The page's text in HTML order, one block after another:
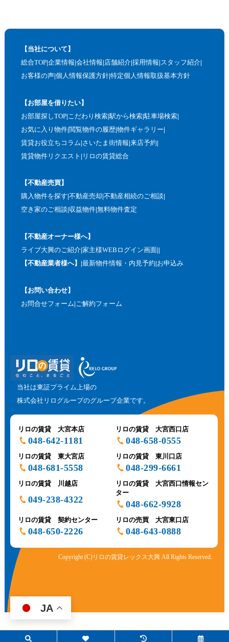
【当社について】
総合TOP 企業情報 会社情報 店舗紹介 採用情報 スタッフ紹介
お客様の声 個人情報保護方針 特定個人情報取扱基本方針
【お部屋を借りたい】
お部屋探しTOP こだわり検索 駅から検索 駐車場検索
お気に入り物件 閲覧物件の履歴 物件ギャラリー
賃貸お役立ちコラム さいたま街情報 来店予約
賃貸物件リクエスト リロの賃貸総合
【不動産売買】
購入物件を探す 不動産売却 不動産相続のご相談
空き家のご相談 収益物件 無料物件査定
【不動産オーナー様へ】
ライブ大興のご紹介 家主様WEBログイン画面
【不動産業者様へ】
最新物件情報・内見予約 お申込み
【お問い合わせ】
お問合せフォーム ご解約フォーム
当社は東証プライム上場の
株式会社リログループのグループ企業です。
リロの賃貸 大宮本店
048-642-1181
リロの賃貸 大宮西口店
048-658-0555
リロの賃貸 東大宮店
048-681-5558
リロの賃貸 東川口店
048-299-6661
リロの賃貸 川越店
049-238-4322
リロの賃貸 大宮西口情報セン
ター
048-662-9928
リロの賃貸 契約センター
048-650-2226
リロの売買 大宮東口店
048-643-0888
Copyright (C)リロの賃貸レックス大興 All Rights Reserved.
JA